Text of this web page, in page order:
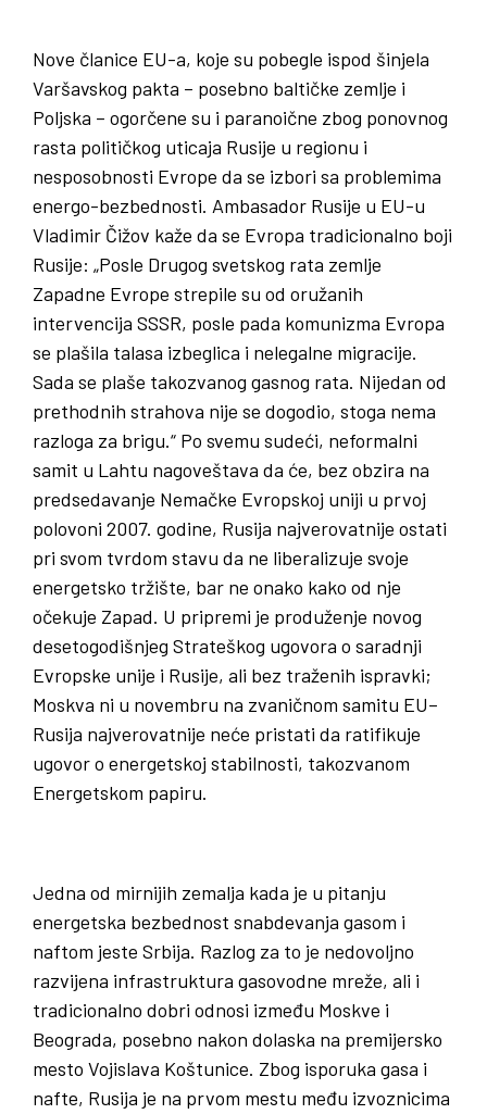
Nove članice EU-a, koje su pobegle ispod šinjela
Varšavskog pakta – posebno baltičke zemlje i
Poljska – ogorčene su i paranoične zbog ponovnog
rasta političkog uticaja Rusije u regionu i
nesposobnosti Evrope da se izbori sa problemima
energo-bezbednosti. Ambasador Rusije u EU-u
Vladimir Čižov kaže da se Evropa tradicionalno boji
Rusije: „Posle Drugog svetskog rata zemlje
Zapadne Evrope strepile su od oružanih
intervencija SSSR, posle pada komunizma Evropa
se plašila talasa izbeglica i nelegalne migracije.
Sada se plaše takozvanog gasnog rata. Nijedan od
prethodnih strahova nije se dogodio, stoga nema
razloga za brigu.“ Po svemu sudeći, neformalni
samit u Lahtu nagoveštava da će, bez obzira na
predsedavanje Nemačke Evropskoj uniji u prvoj
polovoni 2007. godine, Rusija najverovatnije ostati
pri svom tvrdom stavu da ne liberalizuje svoje
energetsko tržište, bar ne onako kako od nje
očekuje Zapad. U pripremi je produženje novog
desetogodišnjeg Strateškog ugovora o saradnji
Evropske unije i Rusije, ali bez traženih ispravki;
Moskva ni u novembru na zvaničnom samitu EU–
Rusija najverovatnije neće pristati da ratifikuje
ugovor o energetskoj stabilnosti, takozvanom
Energetskom papiru.
Jedna od mirnijih zemalja kada je u pitanju
energetska bezbednost snabdevanja gasom i
naftom jeste Srbija. Razlog za to je nedovoljno
razvijena infrastruktura gasovodne mreže, ali i
tradicionalno dobri odnosi između Moskve i
Beograda, posebno nakon dolaska na premijersko
mesto Vojislava Koštunice. Zbog isporuka gasa i
nafte, Rusija je na prvom mestu među izvoznicima